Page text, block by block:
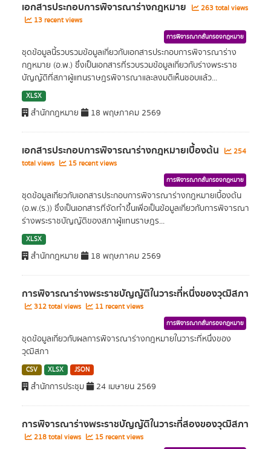
เอกสารประกอบการพิจารณาร่างกฎหมาย
263 total views
13 recent views
การพิจารณากลั่นกรองกฎหมาย
ชุดข้อมูลนี้รวบรวมข้อมูลเกี่ยวกับเอกสารประกอบการพิจารณาร่าง
กฎหมาย (อ.พ.) ซึ่งเป็นเอกสารที่รวบรวมข้อมูลเกี่ยวกับร่างพระราช
บัญญัติที่สภาผู้แทนราษฎรพิจารณาและลงมติเห็นชอบแล้ว...
XLSX
สำนักกฎหมาย 18 พฤษภาคม 2569
เอกสารประกอบการพิจารณาร่างกฎหมายเบื้องต้น
254
total views
15 recent views
การพิจารณากลั่นกรองกฎหมาย
ชุดข้อมูลเกี่ยวกับเอกสารประกอบการพิจารณาร่างกฎหมายเบื้องต้น
(อ.พ.(ร.)) ซึ่งเป็นเอกสารที่จัดทำขึ้นเพื่อเป็นข้อมูลเกี่ยวกับการพิจารณา
ร่างพระราชบัญญัติของสภาผู้แทนราษฎร...
XLSX
สำนักกฎหมาย 18 พฤษภาคม 2569
การพิจารณาร่างพระราชบัญญัติในวาระที่หนึ่งของวุฒิสภา
312 total views 11 recent views
การพิจารณากลั่นกรองกฎหมาย
ชุดข้อมูลเกี่ยวกับผลการพิจารณาร่างกฎหมายในวาระที่หนึ่งของ
วุฒิสภา
CSV XLSX JSON
สำนักการประชุม 24 เมษายน 2569
การพิจารณาร่างพระราชบัญญัติในวาระที่สองของวุฒิสภา
218 total views 15 recent views